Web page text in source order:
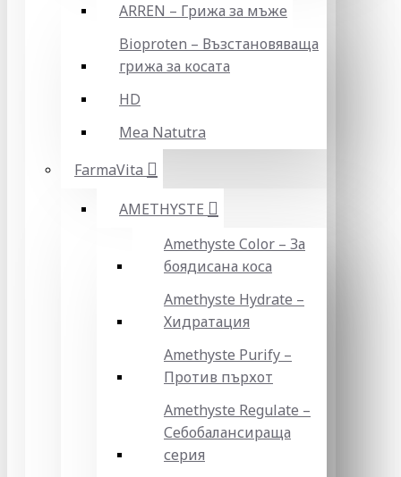
ARREN – Грижа за мъже
Bioproten – Възстановяваща
грижа за косата
HD
Mea Natutra
FarmaVita
AMETHYSTE
Amethyste Color – За
боядисана коса
Amethyste Hydrate –
Хидратация
Amethyste Purify –
Против пърхот
Amethyste Regulate –
Себобалансираща
серия